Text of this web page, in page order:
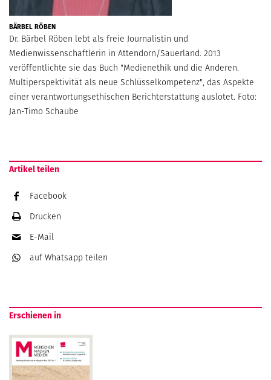
BÄRBEL RÖBEN
Dr. Bärbel Röben lebt als freie Journalistin und
Medienwissenschaftlerin in Attendorn/Sauerland. 2013
veröffentlichte sie das Buch "Medienethik und die Anderen.
Multiperspektivität als neue Schlüsselkompetenz", das Aspekte
einer verantwortungsethischen Berichterstattung auslotet. Foto:
Jan-Timo Schaube
Artikel teilen
Facebook
Drucken
E-Mail
auf Whatsapp teilen
Erschienen in